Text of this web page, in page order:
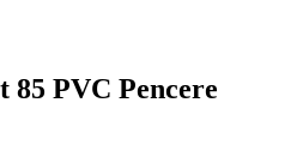
85 PVC Pencere